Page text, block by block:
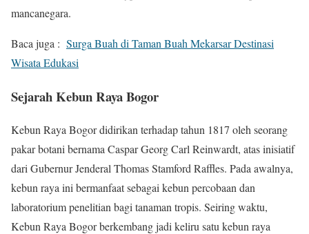
mancanegara.
Baca juga : Surga Buah di Taman Buah Mekarsar Destinasi
Wisata Edukasi
Sejarah Kebun Raya Bogor
Kebun Raya Bogor didirikan terhadap tahun 1817 oleh seorang
pakar botani bernama Caspar Georg Carl Reinwardt, atas inisiatif
dari Gubernur Jenderal Thomas Stamford Raffles. Pada awalnya,
kebun raya ini bermanfaat sebagai kebun percobaan dan
laboratorium penelitian bagi tanaman tropis. Seiring waktu,
Kebun Raya Bogor berkembang jadi keliru satu kebun raya